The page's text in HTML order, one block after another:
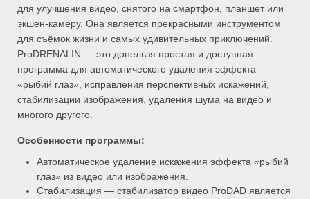
для улучшения видео, снятого на смартфон, планшет или
экшен-камеру. Она является прекрасными инструментом
для съёмок жизни и самых удивительных приключений.
ProDRENALIN — это донельзя простая и доступная
программа для автоматического удаления эффекта
«рыбий глаз», исправления перспективных искажений,
стабилизации изображения, удаления шума на видео и
многого другого.
Особенности программы:
Автоматическое удаление искажения эффекта «рыбий
глаз» из видео или изображения.
Стабилизация — стабилизатор видео ProDAD является